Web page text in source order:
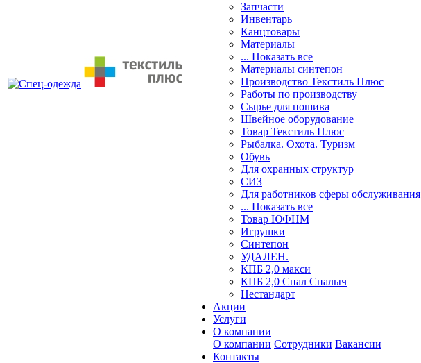
Запчасти
Инвентарь
Канцтовары
Материалы
... Показать все
Материалы синтепон
Производство Текстиль Плюс
Работы по производству
Сырье для пошива
Швейное оборудование
Товар Текстиль Плюс
Рыбалка. Охота. Туризм
Обувь
Для охранных структур
СИЗ
Для работников сферы обслуживания
... Показать все
Товар ЮФНМ
Игрушки
Синтепон
УДАЛЕН.
КПБ 2,0 макси
КПБ 2,0 Спал Спалыч
Нестандарт
Акции
Услуги
О компании
О компании Сотрудники Вакансии
Контакты